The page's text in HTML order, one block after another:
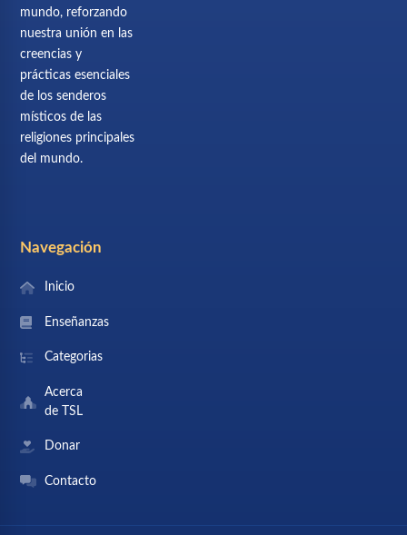
mundo, reforzando
nuestra unión en las
creencias y
prácticas esenciales
de los senderos
místicos de las
religiones principales
del mundo.
Navegación
Inicio
Enseñanzas
Categorias
Acerca
de TSL
Donar
Contacto